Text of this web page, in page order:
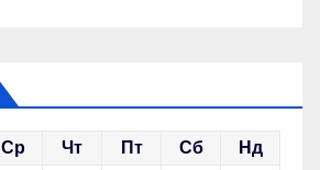
Ср Чт Пт Сб Нд